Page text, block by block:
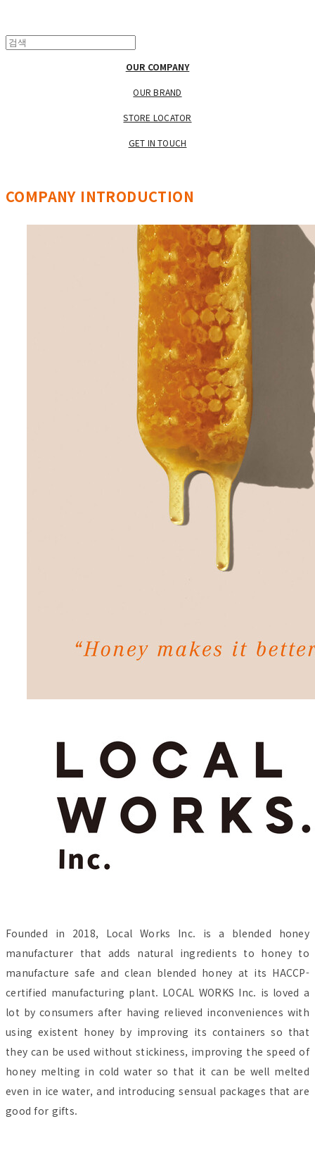
OUR COMPANY
OUR BRAND
STORE LOCATOR
GET IN TOUCH
COMPANY INTRODUCTION
Founded in 2018, Local Works Inc. is a blended honey
manufacturer that adds natural ingredients to honey to
manufacture safe and clean blended honey at its HACCP-
certified manufacturing plant. LOCAL WORKS Inc. is loved a
lot by consumers after having relieved inconveniences with
using existent honey by improving its containers so that
they can be used without stickiness, improving the speed of
honey melting in cold water so that it can be well melted
even in ice water, and introducing sensual packages that are
good for gifts.